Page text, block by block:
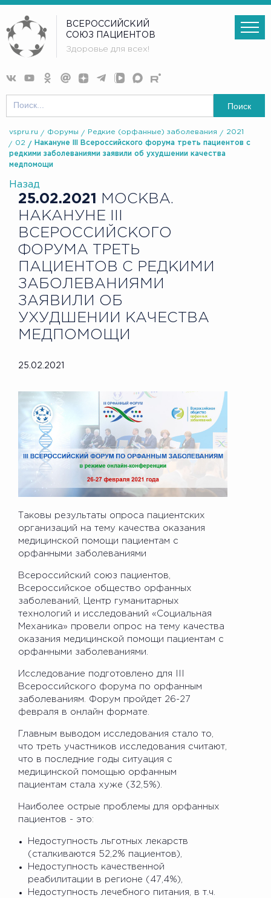
ВСЕРОССИЙСКИЙ
СОЮЗ ПАЦИЕНТОВ
Здоровье для всех!
Поиск
vspru.ru Форумы Редкие (орфанные) заболевания
2021
02
Накануне III Всероссийского форума треть пациентов с
редкими заболеваниями заявили об ухудшении качества
медпомощи
Назад
25.02.2021
МОСКВА.
НАКАНУНЕ III
ВСЕРОССИЙСКОГО
ФОРУМА ТРЕТЬ
ПАЦИЕНТОВ С РЕДКИМИ
ЗАБОЛЕВАНИЯМИ
ЗАЯВИЛИ ОБ
УХУДШЕНИИ КАЧЕСТВА
МЕДПОМОЩИ
25.02.2021
Таковы результаты опроса пациентских
организаций на тему качества оказания
медицинской помощи пациентам с
орфанными заболеваниями
Всероссийский союз пациентов,
Всероссийское общество орфанных
заболеваний, Центр гуманитарных
технологий и исследований «Социальная
Механика» провели опрос на тему качества
оказания медицинской помощи пациентам с
орфанными заболеваниями.
Исследование подготовлено для III
Всероссийского форума по орфанным
заболеваниям. Форум пройдет 26-27
февраля в онлайн формате.
Главным выводом исследования стало то,
что треть участников исследования считают,
что в последние годы ситуация с
медицинской помощью орфанным
пациентам стала хуже (32,5%).
Наиболее острые проблемы для орфанных
пациентов - это:
Недоступность льготных лекарств
(сталкиваются 52,2% пациентов),
Недоступность качественной
реабилитации в регионе (47,4%),
Недоступность лечебного питания, в т.ч.